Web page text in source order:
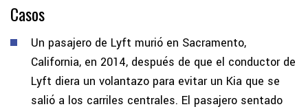
Casos
Un pasajero de Lyft murió en Sacramento,
California, en 2014, después de que el conductor de
Lyft diera un volantazo para evitar un Kia que se
salió a los carriles centrales. El pasajero sentado